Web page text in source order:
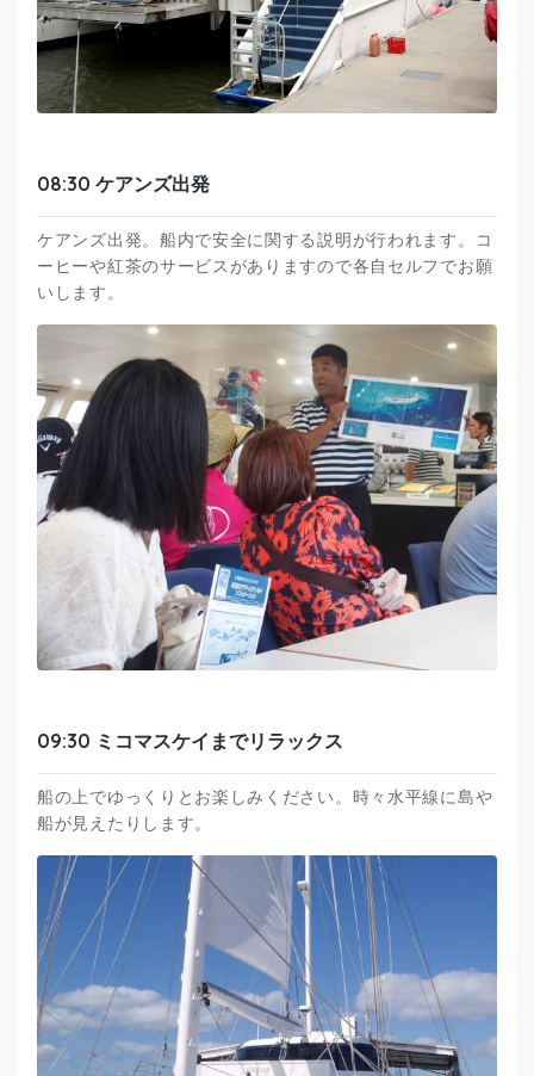
08:30 ケアンズ出発
ケアンズ出発。船内で安全に関する説明が行われます。コ
ーヒーや紅茶のサービスがありますので各自セルフでお願
いします。
09:30 ミコマスケイまでリラックス
船の上でゆっくりとお楽しみください。時々水平線に島や
船が見えたりします。